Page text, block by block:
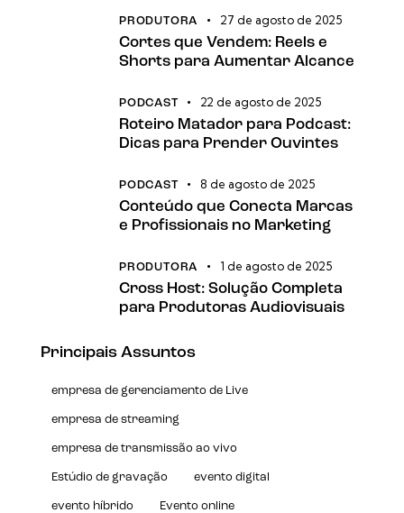
PRODUTORA 27 de agosto de 2025
Cortes que Vendem: Reels e
Shorts para Aumentar Alcance
PODCAST 22 de agosto de 2025
Roteiro Matador para Podcast:
Dicas para Prender Ouvintes
PODCAST 8 de agosto de 2025
Conteúdo que Conecta Marcas
e Profissionais no Marketing
PRODUTORA 1 de agosto de 2025
Cross Host: Solução Completa
para Produtoras Audiovisuais
Principais Assuntos
empresa de gerenciamento de Live
empresa de streaming
empresa de transmissão ao vivo
Estúdio de gravação evento digital
evento híbrido Evento online